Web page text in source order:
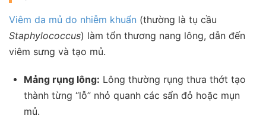
Viêm da mủ do nhiễm khuẩn (thường là tụ cầu
Staphylococcus) làm tổn thương nang lông, dẫn đến
viêm sưng và tạo mủ.
Mảng rụng lông: Lông thường rụng thưa thớt tạo
thành từng “lỗ” nhỏ quanh các sẩn đỏ hoặc mụn
mủ.